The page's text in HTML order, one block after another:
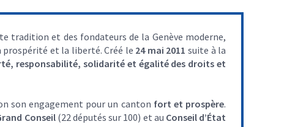
tradition et des fondateurs de la Genève moderne,
et la liberté. Créé le 24 mai 2011 suite à la
responsabilité, solidarité et égalité des droits et
son engagement pour un canton fort et prospère.
Conseil(22 députés sur 100) et au Conseil d’État